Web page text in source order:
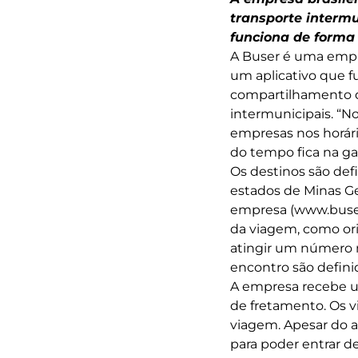
transporte
funciona de
A Buser é uma
um aplicativo que
compartilhamento
intermunicipais.
empresas nos
do tempo fica na
Os destinos são
estados de Minas
empresa
da viagem, como
atingir um número
encontro são
A empresa recebe
de fretamento. Os
viagem. Apesar do
para poder entrar